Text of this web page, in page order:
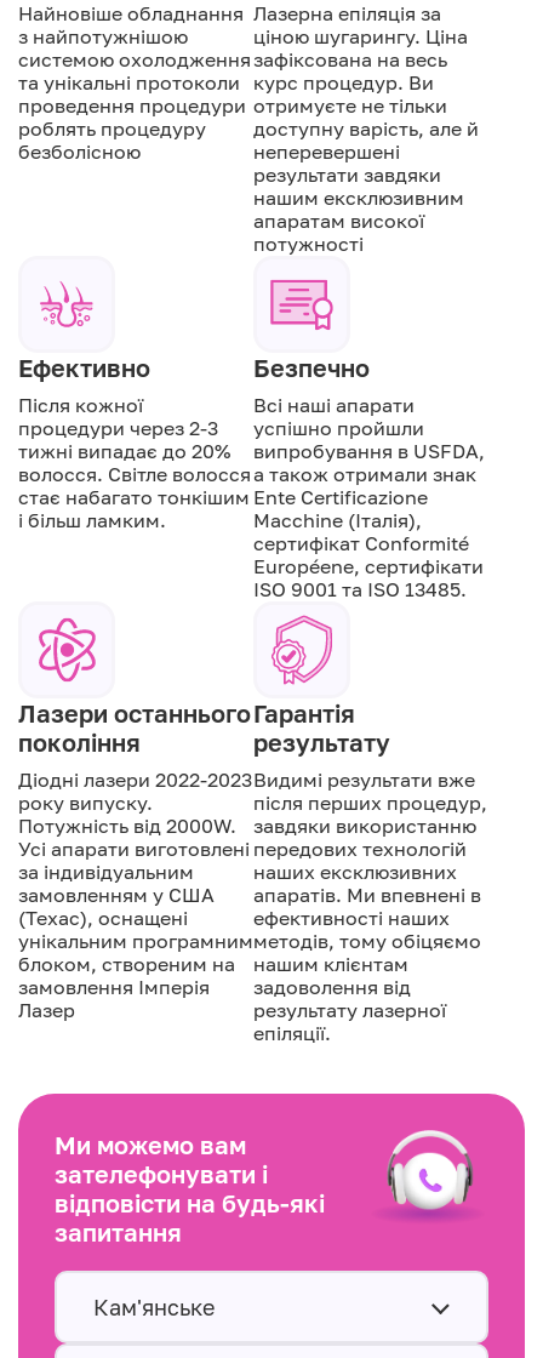
Найновіше обладнання
з найпотужнішою
системою охолодження
та унікальні протоколи
проведення процедури
роблять процедуру
безболісною
Лазерна епіляція за
ціною шугарингу. Ціна
зафіксована на весь
курс процедур. Ви
отримуєте не тільки
доступну варість, але й
неперевершені
результати завдяки
нашим ексклюзивним
апаратам високої
потужності
Ефективно
Після кожної
процедури через 2-3
тижні випадає до 20%
волосся. Світле волосся
стає набагато тонкішим
і більш ламким.
Безпечно
Всі наші апарати
успішно пройшли
випробування в USFDA,
а також отримали знак
Ente Certificazione
Macchine (Італія),
сертифікат Conformité
Européene, сертифікати
ISO 9001 та ISO 13485.
Лазери останнього
покоління
Діодні лазери 2022-2023
року випуску.
Потужність від 2000W.
Усі апарати виготовлені
за індивідуальним
замовленням у США
(Техас), оснащені
унікальним програмним
блоком, створеним на
замовлення Імперія
Лазер
Гарантія
результату
Видимі результати вже
після перших процедур,
завдяки використанню
передових технологій
наших ексклюзивних
апаратів. Ми впевнені в
ефективності наших
методів, тому обіцяємо
нашим клієнтам
задоволення від
результату лазерної
епіляції.
Ми можемо вам
зателефонувати і
відповісти на будь-які
запитання
Кам'янське